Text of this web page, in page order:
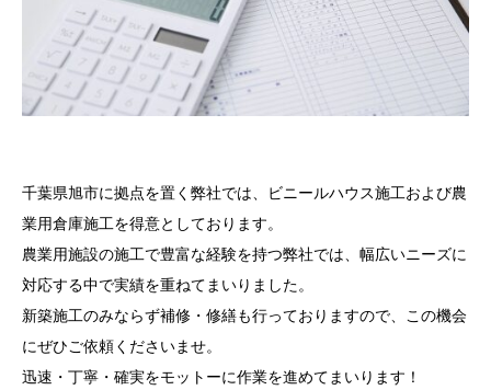
千葉県旭市に拠点を置く弊社では、ビニールハウス施工および農
業用倉庫施工を得意としております。
農業用施設の施工で豊富な経験を持つ弊社では、幅広いニーズに
対応する中で実績を重ねてまいりました。
新築施工のみならず補修・修繕も行っておりますので、この機会
にぜひご依頼くださいませ。
迅速・丁寧・確実をモットーに作業を進めてまいります！